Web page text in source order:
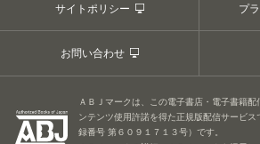
サイトポリシー プ
お問い合わせ
ＡＢＪマークは、この電子書店・電子書籍
ンテンツ使用許諾を得た正規版配信サービ
録番号 第６０９１７１３号）です。